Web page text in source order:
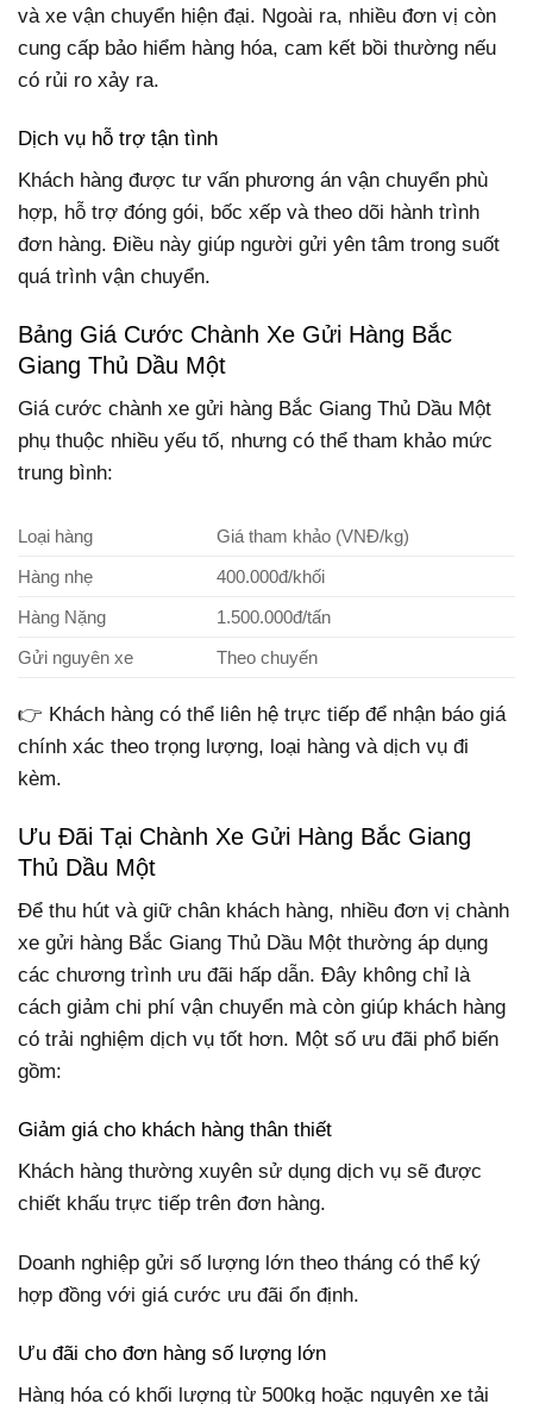
và xe vận chuyển hiện đại. Ngoài ra, nhiều đơn vị còn
cung cấp bảo hiểm hàng hóa, cam kết bồi thường nếu
có rủi ro xảy ra.
Dịch vụ hỗ trợ tận tình
Khách hàng được tư vấn phương án vận chuyển phù
hợp, hỗ trợ đóng gói, bốc xếp và theo dõi hành trình
đơn hàng. Điều này giúp người gửi yên tâm trong suốt
quá trình vận chuyển.
Bảng Giá Cước Chành Xe Gửi Hàng Bắc
Giang Thủ Dầu Một
Giá cước chành xe gửi hàng Bắc Giang Thủ Dầu Một
phụ thuộc nhiều yếu tố, nhưng có thể tham khảo mức
trung bình:
Loại hàng
Giá tham khảo (VNĐ/kg)
Hàng nhẹ
400.000đ/khối
Hàng Nặng
1.500.000đ/tấn
Gửi nguyên xe
Theo chuyến
👉 Khách hàng có thể liên hệ trực tiếp để nhận báo giá
chính xác theo trọng lượng, loại hàng và dịch vụ đi
kèm.
Ưu Đãi Tại Chành Xe Gửi Hàng Bắc Giang
Thủ Dầu Một
Để thu hút và giữ chân khách hàng, nhiều đơn vị chành
xe gửi hàng Bắc Giang Thủ Dầu Một thường áp dụng
các chương trình ưu đãi hấp dẫn. Đây không chỉ là
cách giảm chi phí vận chuyển mà còn giúp khách hàng
có trải nghiệm dịch vụ tốt hơn. Một số ưu đãi phổ biến
gồm:
Giảm giá cho khách hàng thân thiết
Khách hàng thường xuyên sử dụng dịch vụ sẽ được
chiết khấu trực tiếp trên đơn hàng.
Doanh nghiệp gửi số lượng lớn theo tháng có thể ký
hợp đồng với giá cước ưu đãi ổn định.
Ưu đãi cho đơn hàng số lượng lớn
Hàng hóa có khối lượng từ 500kg hoặc nguyên xe tải